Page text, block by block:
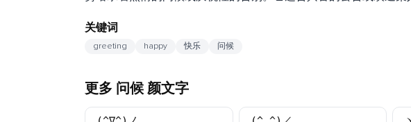
关键词
greeting happy 快乐 问候
更多 问候 颜文字